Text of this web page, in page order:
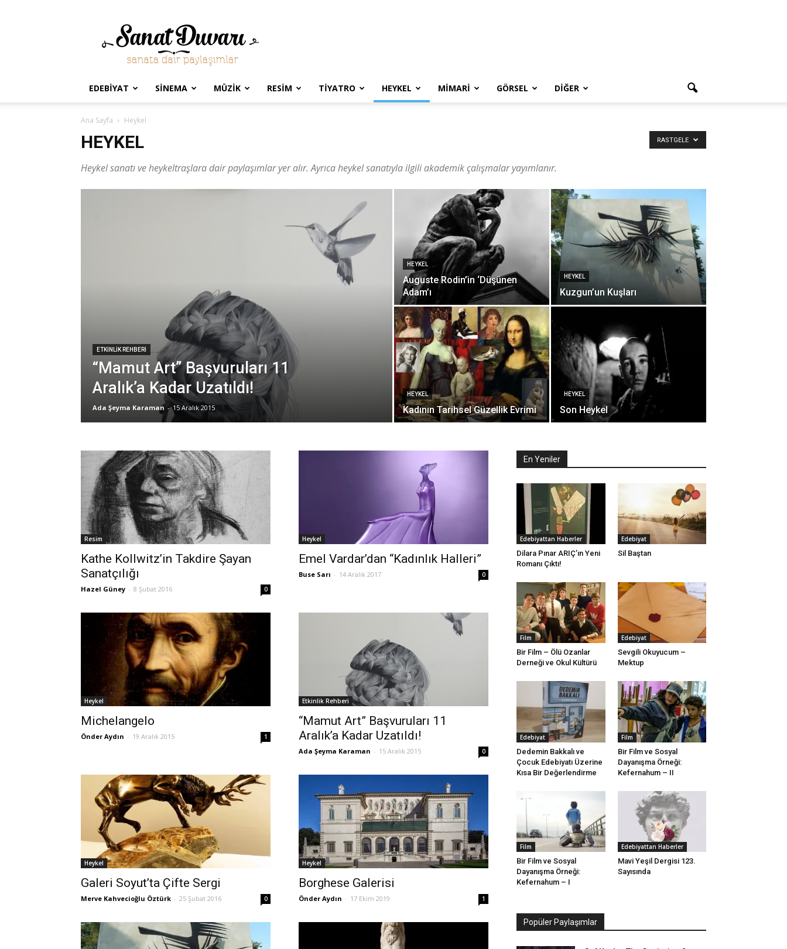
Sanat
Duvarı
EDEBIYAT SINEMA MÜZIK RESIM TIYATRO HEYKEL MIMARI GÖRSEL DIĞER
Ana Sayfa Heykel
HEYKEL
Heykel sanatı ve heykeltraşlara dair paylaşımlar yer alır. Ayrıca heykel sanatıyla ilgili akademik çalışmalar yayımlanır.
RASTGELE
ETKINLIK REHBERI
“Mamut Art” Başvuruları 11
Aralık’a Kadar Uzatıldı!
Ada Şeyma Karaman - 15 Aralık 2015
HEYKEL
Auguste Rodin’in ‘Düşünen
Adam’ı
HEYKEL
Kuzgun’un Kuşları
HEYKEL
Kadının Tarihsel Güzellik Evrimi
HEYKEL
Son Heykel
Resim
Kathe Kollwitz’in Takdire Şayan
Sanatçılığı
Hazel Güney - 8 Şubat 2016 0
Heykel
Emel Vardar’dan “Kadınlık Halleri”
Buse Sarı - 14 Aralık 2017 0
Heykel
Michelangelo
Önder Aydın - 19 Aralık 2015 1
Etkinlik Rehberi
“Mamut Art” Başvuruları 11
Aralık’a Kadar Uzatıldı!
Ada Şeyma Karaman - 15 Aralık 2015 0
Heykel
Galeri Soyut’ta Çifte Sergi
Merve Kahvecioğlu Öztürk - 25 Şubat 2016 0
Heykel
Borghese Galerisi
Önder Aydın - 17 Ekim 2019 1
En Yeniler
Edebiyattan Haberler
Dilara Pınar ARIÇ’ın Yeni
Romanı Çıktı!
Edebiyat
Sil Baştan
Film
Bir Film – Ölü Ozanlar
Derneği ve Okul Kültürü
Edebiyat
Sevgili Okuyucum –
Mektup
Edebiyat
Dedemin Bakkalı ve
Çocuk Edebiyatı Üzerine
Kısa Bir Değerlendirme
Film
Bir Film ve Sosyal
Dayanışma Örneği:
Kefernahum – II
Film
Bir Film ve Sosyal
Dayanışma Örneği:
Kefernahum – I
Edebiyattan Haberler
Mavi Yeşil Dergisi 123.
Sayısında
Popüler Paylaşımlar